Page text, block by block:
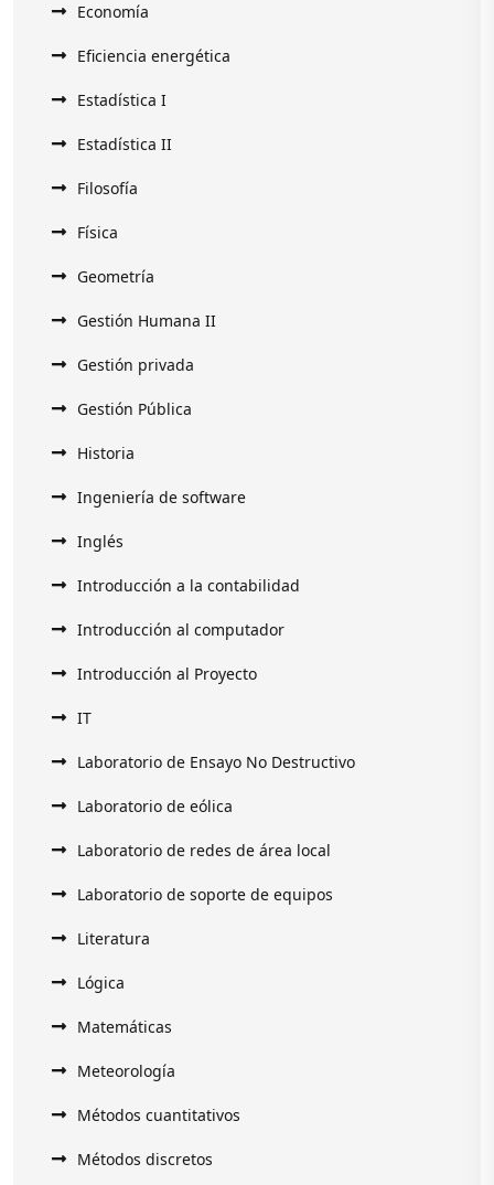
Economía
Eficiencia energética
Estadística I
Estadística II
Filosofía
Física
Geometría
Gestión Humana II
Gestión privada
Gestión Pública
Historia
Ingeniería de software
Inglés
Introducción a la contabilidad
Introducción al computador
Introducción al Proyecto
IT
Laboratorio de Ensayo No Destructivo
Laboratorio de eólica
Laboratorio de redes de área local
Laboratorio de soporte de equipos
Literatura
Lógica
Matemáticas
Meteorología
Métodos cuantitativos
Métodos discretos